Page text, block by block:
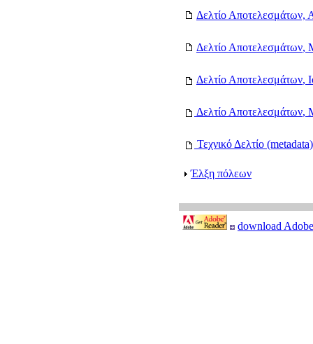
Δελτίο Αποτελεσμάτων,
Δελτίο Αποτελεσμάτων,
Δελτίο Αποτελεσμάτων,
Δελτίο Αποτελεσμάτων,
Τεχνικό Δελτίo (metadata)
Έλξη πόλεων
download